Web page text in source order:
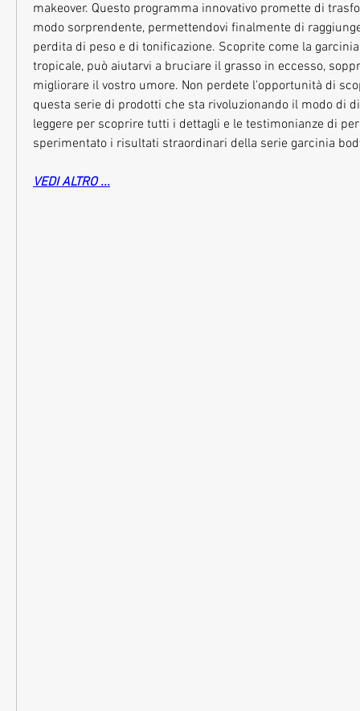
makeover. Questo programma innovativo promette di
modo sorprendente, permettendovi finalmente di
perdita di peso e di tonificazione. Scoprite come la
tropicale, può aiutarvi a bruciare il grasso in eccesso,
migliorare il vostro umore. Non perdete l'opportunità di
questa serie di prodotti che sta rivoluzionando il modo di
leggere per scoprire tutti i dettagli e le testimonianze di
sperimentato i risultati straordinari della serie garcinia
VEDI ALTRO ...